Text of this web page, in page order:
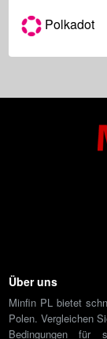
Polkadot
Über uns
Minfin PL bietet
Polen. Vergleichen
Bedingungen für